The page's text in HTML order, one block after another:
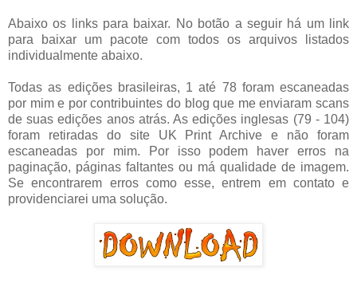
Abaixo os links para baixar. No botão a seguir há um link
para baixar um pacote com todos os arquivos listados
individualmente abaixo.
Todas as edições brasileiras, 1 até 78 foram escaneadas
por mim e por contribuintes do blog que me enviaram scans
de suas edições anos atrás. As edições inglesas (79 - 104)
foram retiradas do site UK Print Archive e não foram
escaneadas por mim. Por isso podem haver erros na
paginação, páginas faltantes ou má qualidade de imagem.
Se encontrarem erros como esse, entrem em contato e
providenciarei uma solução.